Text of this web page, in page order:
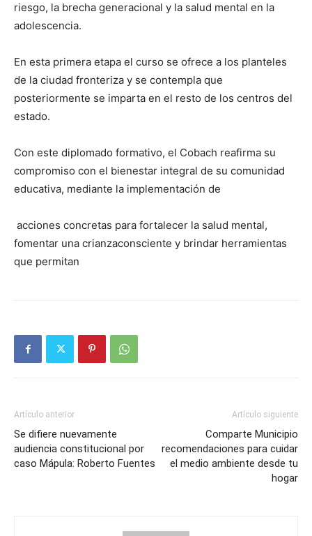
riesgo, la brecha generacional y la salud mental en la
adolescencia.
En esta primera etapa el curso se ofrece a los planteles
de la ciudad fronteriza y se contempla que
posteriormente se imparta en el resto de los centros del
estado.
Con este diplomado formativo, el Cobach reafirma su
compromiso con el bienestar integral de su comunidad
educativa, mediante la implementación de
acciones concretas para fortalecer la salud mental,
fomentar una crianzaconsciente y brindar herramientas
que permitan
Artículo anterior
Se difiere nuevamente
audiencia constitucional por
caso Mápula: Roberto Fuentes
Artículo siguiente
Comparte Municipio
recomendaciones para cuidar
el medio ambiente desde tu
hogar